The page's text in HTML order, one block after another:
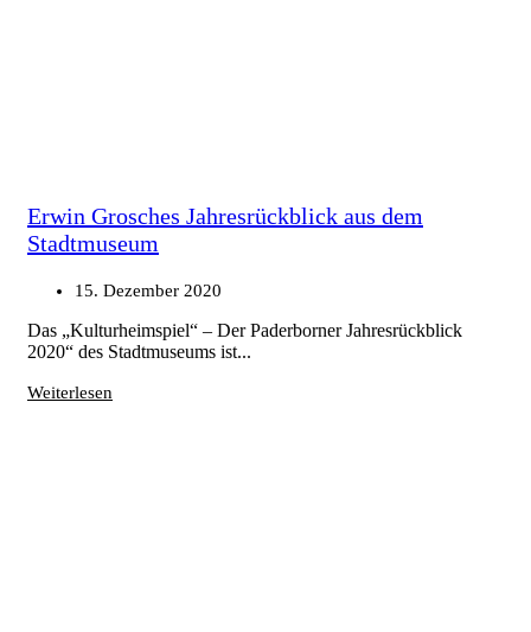
Erwin Grosches Jahresrückblick aus dem
Stadtmuseum
15. Dezember 2020
Das „Kulturheimspiel“ – Der Paderborner Jahresrückblick
2020“ des Stadtmuseums ist...
Weiterlesen